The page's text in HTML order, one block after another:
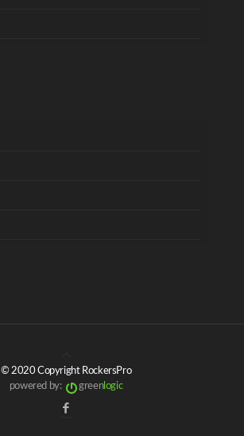
© 2020 Copyright RockersPro
powered by:
greenlogic